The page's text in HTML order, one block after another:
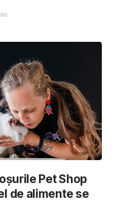
Pet Shop
de alimente se